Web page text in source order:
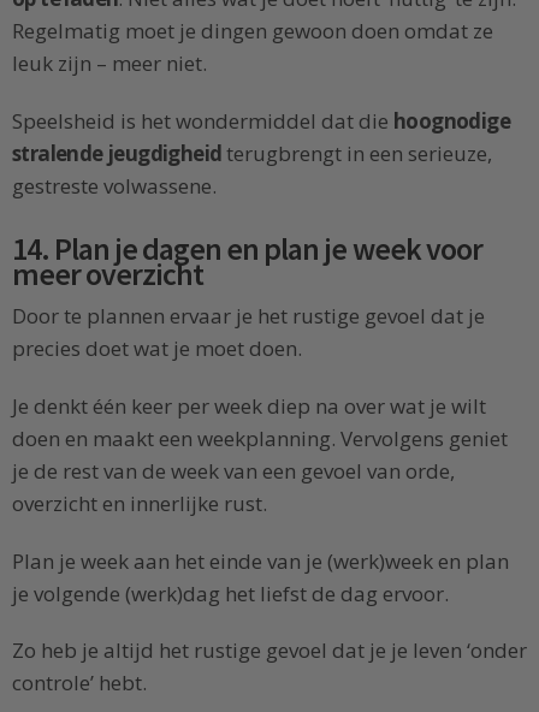
Regelmatig moet je dingen gewoon doen omdat ze
leuk zijn – meer niet.
Speelsheid is het wondermiddel dat die hoognodige
stralende jeugdigheidterugbrengt in een serieuze,
gestreste volwassene.
14. Plan je dagen en plan je week voor
meer overzicht
Door te plannen ervaar je het rustige gevoel dat je
precies doet wat je moet doen.
Je denkt één keer per week diep na over wat je wilt
doen en maakt een weekplanning. Vervolgens geniet
je de rest van de week van een gevoel van orde,
overzicht en innerlijke rust.
Plan je week aan het einde van je (werk)week en plan
je volgende (werk)dag het liefst de dag ervoor.
Zo heb je altijd het rustige gevoel dat je je leven ‘onder
controle’ hebt.